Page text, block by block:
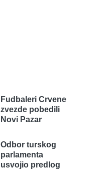
Fudbaleri Crvene
zvezde pobedili
Novi Pazar
Odbor turskog
parlamenta
usvojio predlog